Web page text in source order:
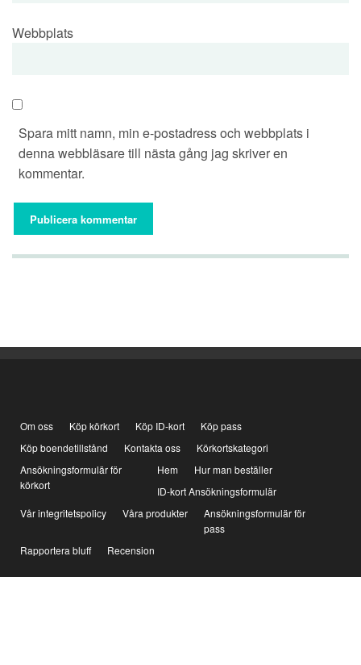
Webbplats
Spara mitt namn, min e-postadress och webbplats i
denna webbläsare till nästa gång jag skriver en
kommentar.
Om oss Köp körkort Köp ID-kort
Köp pass
Köp boendetillstånd
Kontakta oss
Körkortskategori
Ansökningsformulär för
körkort
Hem
Hur man beställer
ID-kort Ansökningsformulär
Vår integritetspolicy
Våra produkter
Ansökningsformulär för
pass
Rapportera bluff
Recension